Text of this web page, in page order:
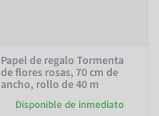
Papel de regalo Tormenta
de flores rosas, 70 cm de
ancho, rollo de 40 m
Disponible de inmediato